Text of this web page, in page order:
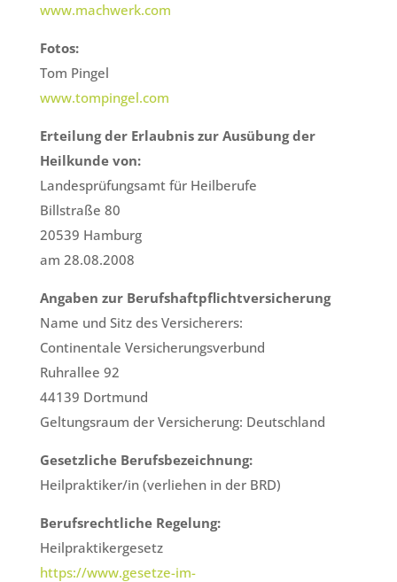
www.machwerk.com
Fotos:
Tom Pingel
www.tompingel.com
Erteilung der Erlaubnis zur Ausübung der
Heilkunde von:
Landesprüfungsamt für Heilberufe
Billstraße 80
20539 Hamburg
am 28.08.2008
Angaben zur Berufshaftpflichtversicherung
Name und Sitz des Versicherers:
Continentale Versicherungsverbund
Ruhrallee 92
44139 Dortmund
Geltungsraum der Versicherung: Deutschland
Gesetzliche Berufsbezeichnung:
Heilpraktiker/in (verliehen in der BRD)
Berufsrechtliche Regelung:
Heilpraktikergesetz
https://www.gesetze-im-